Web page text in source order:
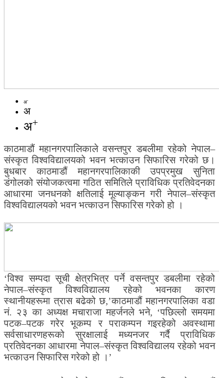
अ-
अ
अ+
काठमाडौं महानगरपालिकाले वसन्तपुर डबलीमा रहेको नेपाल–
संस्कृत विश्वविद्यालयको भवन भत्काउन सिफारिस गरेको छ।
बुधबार काठमाडौं महानगरपालिकाकी उपप्रमुख सुनिता
डंगोलको संयोजकत्वमा गठित समितिले प्राविधिक प्रतिवेदनका
आधारमा जनधनको क्षतिलाई मूल्याङ्कन गरी नेपाल–संस्कृत
विश्वविद्यालयको भवन भत्काउन सिफारिस गरेको हो ।
‘विश्व सम्पदा सूची क्षेत्रभित्र पर्ने वसन्तपुर डबलीमा रहेको
नेपाल–संस्कृत विश्वविद्यालय रहेको भवनका कारण
स्थानीयहरूमा त्रास बढेको छ,’काठमाडौं महानगरपालिका वडा
नं. २३ का अध्यक्ष मचाराजा महर्जनले भने, ‘पछिल्लो समयमा
पटक–पटक गरेर भूकम्प र पराकम्पन गइरहेको अवस्थामा
सर्वसाधारणहरूको सुरक्षालाई मध्यनजर गर्दै प्राविधिक
प्रतिवेदनका आधारमा नेपाल–संस्कृत विश्वविद्यालय रहेको भवन
भत्काउन सिफारिस गरेको हो ।’